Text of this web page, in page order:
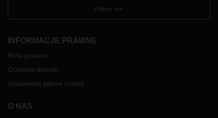
Zapisz się
INFORMACJE PRAWNE
Nota prawna
Ochrona danych
Ustawienia plików cookie
O NAS